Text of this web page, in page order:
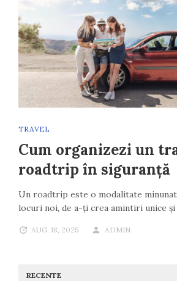
TRAVEL
Cum organizezi un
roadtrip în siguranță
Un roadtrip este o modalitate
locuri noi, de a-ți crea amintiri unice
AUG. 18, 2025 ADMIN
RECENTE